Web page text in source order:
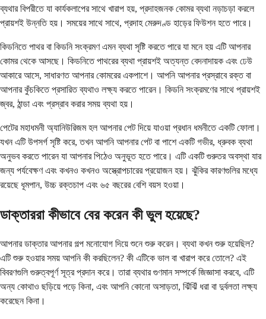
ব্যথার বিপরীতে যা কার্যকলাপের সাথে খারাপ হয়, প্রদাহজনক কোমর ব্যথা নড়াচড়া করলে
প্রায়শই উন্নতি হয়। সময়ের সাথে সাথে, প্রদাহ মেরুদণ্ড হাড়ের ফিউশন হতে পারে।
কিডনিতে পাথর বা কিডনি সংক্রমণ এমন ব্যথা সৃষ্টি করতে পারে যা মনে হয় এটি আপনার
কোমর থেকে আসছে। কিডনিতে পাথরের ব্যথা প্রায়শই অত্যন্ত বেদনাদায়ক এবং ঢেউ
আকারে আসে, সাধারণত আপনার কোমরের একপাশে। আপনি আপনার প্রস্রাবে রক্ত ​​বা
আপনার কুঁচকিতে প্রসারিত ব্যথাও লক্ষ্য করতে পারেন। কিডনি সংক্রমণের সাথে প্রায়শই
জ্বর, ঠান্ডা এবং প্রস্রাব করার সময় ব্যথা হয়।
পেটের মহাধমনী অ্যানিউরিজম হল আপনার পেট দিয়ে যাওয়া প্রধান ধমনীতে একটি ফোলা।
যখন এটি উপসর্গ সৃষ্টি করে, তখন আপনি আপনার পেট বা পাশে একটি গভীর, ধ্রুবক ব্যথা
অনুভব করতে পারেন যা আপনার পিঠেও অনুভূত হতে পারে। এটি একটি গুরুতর অবস্থা যার
জন্য পর্যবেক্ষণ এবং কখনও কখনও অস্ত্রোপচারের প্রয়োজন হয়। ঝুঁকির কারণগুলির মধ্যে
রয়েছে ধূমপান, উচ্চ রক্তচাপ এবং ৬৫ বছরের বেশি বয়স হওয়া।
ডাক্তাররা কীভাবে বের করেন কী ভুল হয়েছে?
আপনার ডাক্তার আপনার গল্প মনোযোগ দিয়ে শুনে শুরু করেন। ব্যথা কখন শুরু হয়েছিল?
এটি শুরু হওয়ার সময় আপনি কী করছিলেন? কী এটিকে ভাল বা খারাপ করে তোলে? এই
বিবরণগুলি গুরুত্বপূর্ণ সূত্র প্রদান করে। তারা ব্যথার গুণমান সম্পর্কে জিজ্ঞাসা করবে, এটি
অন্য কোথাও ছড়িয়ে পড়ে কিনা, এবং আপনি কোনো অসাড়তা, ঝিঁঝিঁ ধরা বা দুর্বলতা লক্ষ্য
করেছেন কিনা।